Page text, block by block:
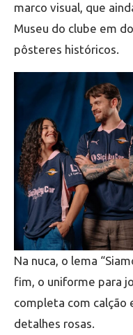
marco visual, que
Museu do clube em
pôsteres históricos.
Na nuca, o lema
fim, o uniforme para
completa com calção
detalhes rosas.